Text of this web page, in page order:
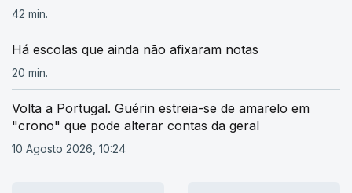
42 min.
Há escolas que ainda não afixaram notas
20 min.
Volta a Portugal. Guérin estreia-se de amarelo em
"crono" que pode alterar contas da geral
10 Agosto 2026, 10:24